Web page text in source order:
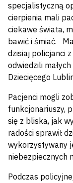
specjalistyczną
cierpienia mali
ciekawe świata,
bawić i śmiać.
dzisiaj policjanci
odwiedzili
Dziecięcego
Pacjenci mogli
funkcjonariuszy,
się z bliska, jak
radości sprawił
wykorzystywany
niebezpiecznych
Podczas